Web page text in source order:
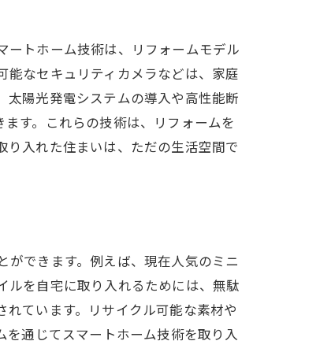
ートホーム技術は、リフォームモデル
なセキュリティカメラなどは、家庭
陽光発電システムの導入や高性能断
す。これらの技術は、リフォームを
入れた住まいは、ただの生活空間で
できます。例えば、現在人気のミニ
ルを自宅に取り入れるためには、無駄
ています。リサイクル可能な素材や
通じてスマートホーム技術を取り入